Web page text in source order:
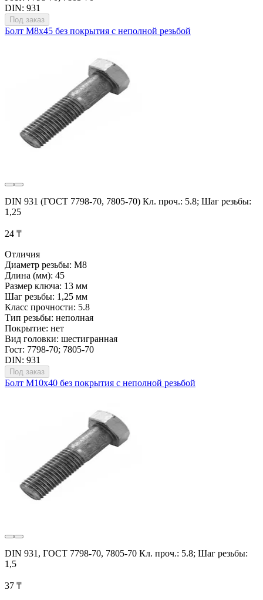
DIN: 931
Под заказ
Болт М8х45 без покрытия с неполной резьбой
DIN 931 (ГОСТ 7798-70, 7805-70) Кл. проч.: 5.8; Шаг резьбы:
1,25
24 ₸
Отличия
Диаметр резьбы: М8
Длина (мм): 45
Размер ключа: 13 мм
Шаг резьбы: 1,25 мм
Класс прочности: 5.8
Тип резьбы: неполная
Покрытие: нет
Вид головки: шестигранная
Гост: 7798-70; 7805-70
DIN: 931
Под заказ
Болт М10х40 без покрытия с неполной резьбой
DIN 931, ГОСТ 7798-70, 7805-70 Кл. проч.: 5.8; Шаг резьбы:
1,5
37 ₸